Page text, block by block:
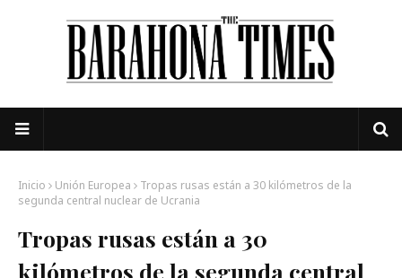
Inicio Unión Europea
Tropas rusas están a 30 kilómetros de la
segunda central nuclear de Ucrania
Tropas rusas están a 30
kilómetros de la segunda central